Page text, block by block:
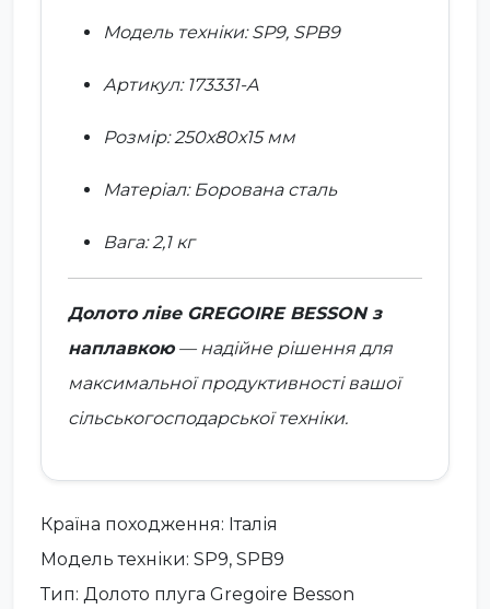
Модель техніки: SP9, SPB9
Артикул: 173331-A
Розмір: 250х80х15 мм
Матеріал: Борована сталь
Вага: 2,1 кг
Долото ліве GREGOIRE BESSON з
наплавкою— надійне рішення для
максимальної продуктивності вашої
сільськогосподарської техніки.
Країна походження: Італія
Модель техніки: SP9, SPB9
Тип: Долото плуга Gregoire Besson